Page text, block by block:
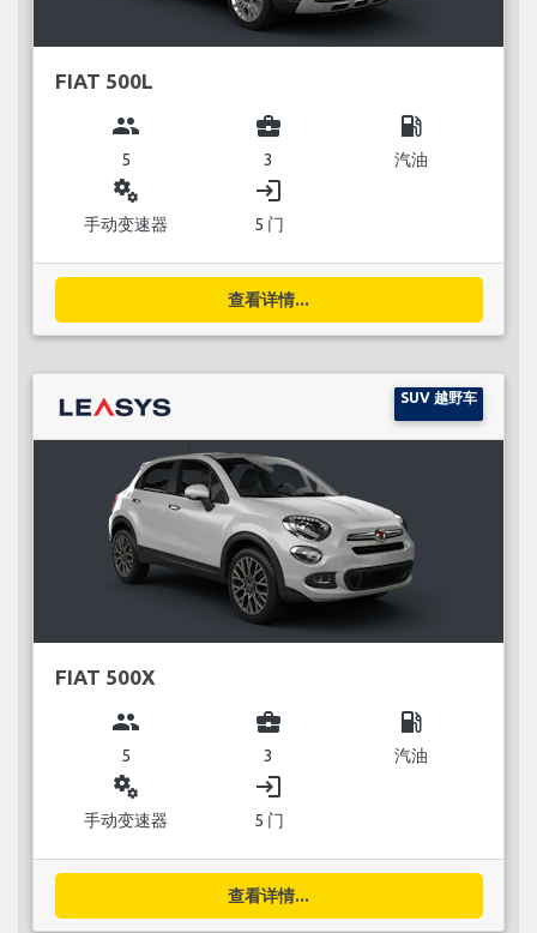
FIAT 500L
group
5
business_center
3
local_gas_station
汽油
miscellaneous_services
手动变速器
login
5 门
查看详情...
SUV 越野车
FIAT 500X
group
5
business_center
3
local_gas_station
汽油
miscellaneous_services
手动变速器
login
5 门
查看详情...